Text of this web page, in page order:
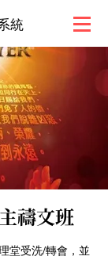
統
禱文班
堂受洗/轉會，並